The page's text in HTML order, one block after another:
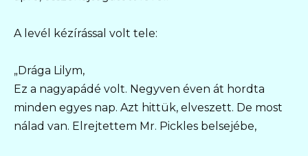
A levél kézírással volt tele:
„Drága Lilym,
Ez a nagyapádé volt. Negyven éven át hordta
minden egyes nap. Azt hittük, elveszett. De most
nálad van. Elrejtettem Mr. Pickles belsejébe,